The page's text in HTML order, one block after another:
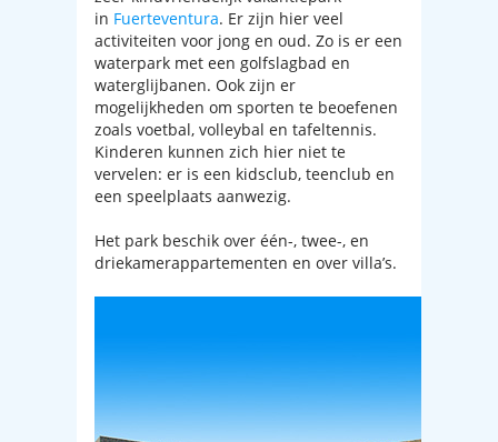
in Fuerteventura. Er zijn hier veel
activiteiten voor jong en oud. Zo is er een
waterpark met een golfslagbad en
waterglijbanen. Ook zijn er
mogelijkheden om sporten te beoefenen
zoals voetbal, volleybal en tafeltennis.
Kinderen kunnen zich hier niet te
vervelen: er is een kidsclub, teenclub en
een speelplaats aanwezig.
Het park beschik over één-, twee-, en
driekamerappartementen en over villa’s.